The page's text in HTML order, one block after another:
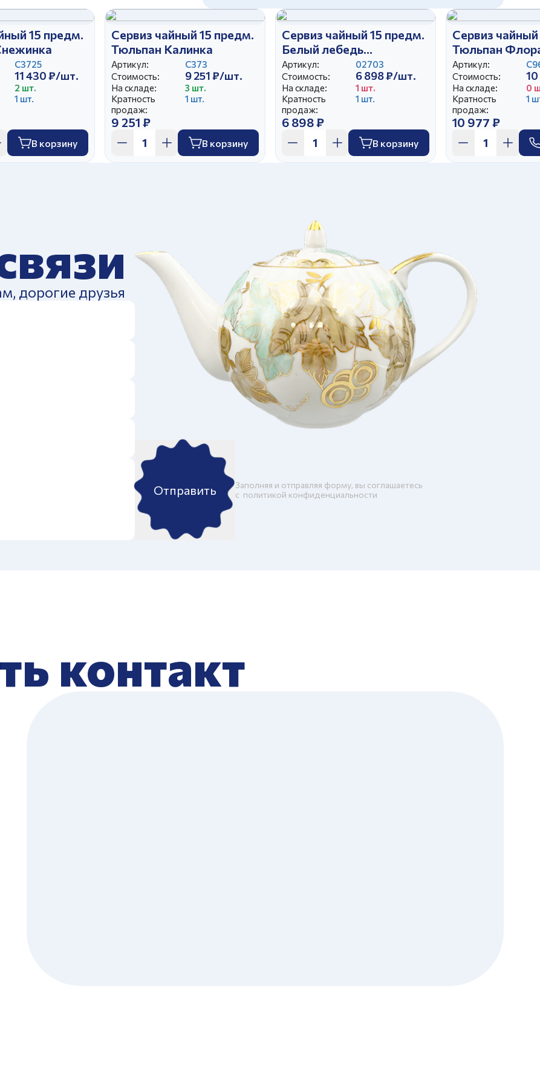
15 предм.
С3725
11 430 ₽/шт.
2 шт.
1 шт.
В корзину
Сервиз чайный 15 предм.
Тюльпан Калинка
Артикул:
С373
Стоимость:
9 251 ₽/шт.
На складе:
3 шт.
Кратность
продаж:
1 шт.
9 251 ₽
В корзину
Сервиз чайный 15 предм.
Белый лебедь
Московский с лентой
Артикул:
02703
Стоимость:
6 898 ₽/шт.
На складе:
1 шт.
Кратность
продаж:
1 шт.
6 898 ₽
В корзину
Сервиз
Тюльпан
Артикул:
Стоимость:
На складе:
0
Кратность
продаж:
1
10 977 ₽
дорогие друзья
Отправить
Заполняя и отправляя форму, вы соглашаетесь
c политикой конфиденциальности
контакт